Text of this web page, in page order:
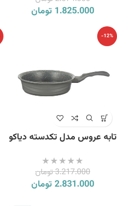
1.825.000 تومان
-12%
تابه عروس مدل تکدسته دیاکو
3.217.000تومان
2.831.000 تومان